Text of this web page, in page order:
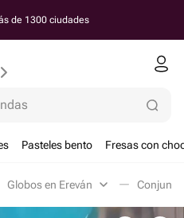
de 1300 ciudades
Pasteles bento Fresas con
Globos en Ereván